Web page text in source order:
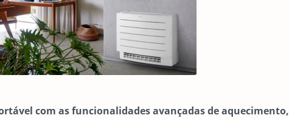
com as funcionalidades avançadas de aquecimento,